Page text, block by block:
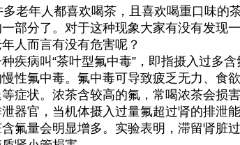
老年人都喜欢喝茶，且喜欢喝重口味的
部分了。对于这种现象大家有没有发现
人而言有没有危害呢？
病叫“茶叶型氟中毒”，即指摄入过多含
性氟中毒。氟中毒可导致疲乏无力、食
症状。浓茶含较高的氟，常喝浓茶会损
器官，当机体摄入过量氟超过肾的排泄
氟量会明显增多。实验表明，滞留肾脏